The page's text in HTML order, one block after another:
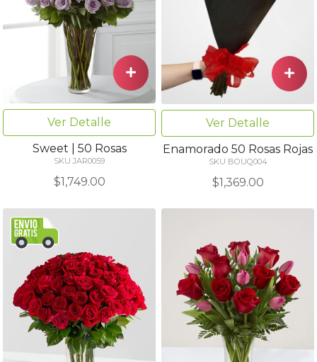
Ver Detalle
Sweet | 50 Rosas
SKU JAR0059
$1,749.00
Ver Detalle
Enamorado 50 Rosas Rojas
SKU BOUQ004
$1,369.00